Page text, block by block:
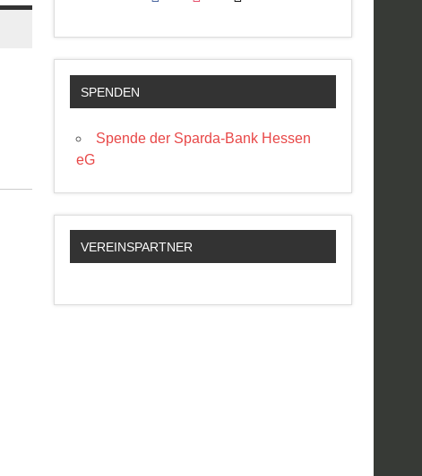
SPENDEN
Spende der Sparda-Bank Hessen
eG
VEREINSPARTNER